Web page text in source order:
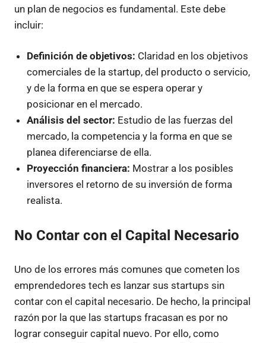
un plan de negocios es fundamental. Este debe
incluir:
Definición de objetivos: Claridad en los objetivos
comerciales de la startup, del producto o servicio,
y de la forma en que se espera operar y
posicionar en el mercado.
Análisis del sector: Estudio de las fuerzas del
mercado, la competencia y la forma en que se
planea diferenciarse de ella.
Proyección financiera: Mostrar a los posibles
inversores el retorno de su inversión de forma
realista.
No Contar con el Capital Necesario
Uno de los errores más comunes que cometen los
emprendedores tech es lanzar sus startups sin
contar con el capital necesario. De hecho, la principal
razón por la que las startups fracasan es por no
lograr conseguir capital nuevo. Por ello, como